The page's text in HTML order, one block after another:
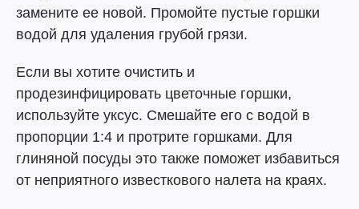
замените ее новой. Промойте пустые горшки
водой для удаления грубой грязи.
Если вы хотите очистить и
продезинфицировать цветочные горшки,
используйте уксус. Смешайте его с водой в
пропорции 1:4 и протрите горшками. Для
глиняной посуды это также поможет избавиться
от неприятного известкового налета на краях.